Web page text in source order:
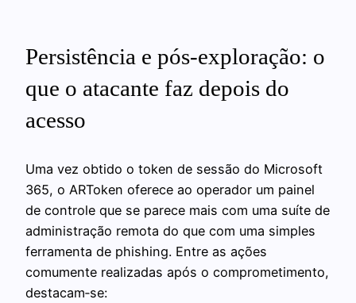
Persistência e pós-exploração: o
que o atacante faz depois do
acesso
Uma vez obtido o token de sessão do Microsoft
365, o ARToken oferece ao operador um painel
de controle que se parece mais com uma suíte de
administração remota do que com uma simples
ferramenta de phishing. Entre as ações
comumente realizadas após o comprometimento,
destacam‑se: